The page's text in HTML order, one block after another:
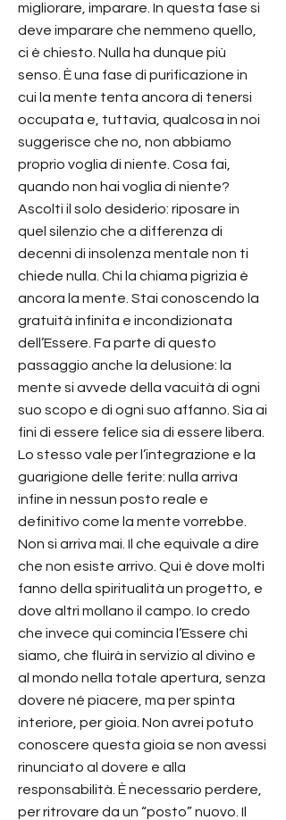
migliorare, imparare. In questa fase si
deve imparare che nemmeno quello,
ci è chiesto. Nulla ha dunque più
senso. È una fase di purificazione in
cui la mente tenta ancora di tenersi
occupata e, tuttavia, qualcosa in noi
suggerisce che no, non abbiamo
proprio voglia di niente. Cosa fai,
quando non hai voglia di niente?
Ascolti il solo desiderio: riposare in
quel silenzio che a differenza di
decenni di insolenza mentale non ti
chiede nulla. Chi la chiama pigrizia è
ancora la mente. Stai conoscendo la
gratuità infinita e incondizionata
dell’Essere. Fa parte di questo
passaggio anche la delusione: la
mente si avvede della vacuità di ogni
suo scopo e di ogni suo affanno. Sia ai
fini di essere felice sia di essere libera.
Lo stesso vale per l’integrazione e la
guarigione delle ferite: nulla arriva
infine in nessun posto reale e
definitivo come la mente vorrebbe.
Non si arriva mai. Il che equivale a dire
che non esiste arrivo. Qui è dove molti
fanno della spiritualità un progetto, e
dove altri mollano il campo. Io credo
che invece qui comincia l’Essere chi
siamo, che fluirà in servizio al divino e
al mondo nella totale apertura, senza
dovere né piacere, ma per spinta
interiore, per gioia. Non avrei potuto
conoscere questa gioia se non avessi
rinunciato al dovere e alla
responsabilità. È necessario perdere,
per ritrovare da un “posto” nuovo. Il